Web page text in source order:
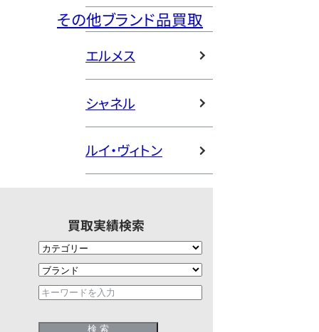
その他ブランド品買取
エルメス
シャネル
ルイ・ヴィトン
買取実績検索